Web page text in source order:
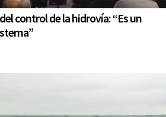
control de la hidrovía: “Es un